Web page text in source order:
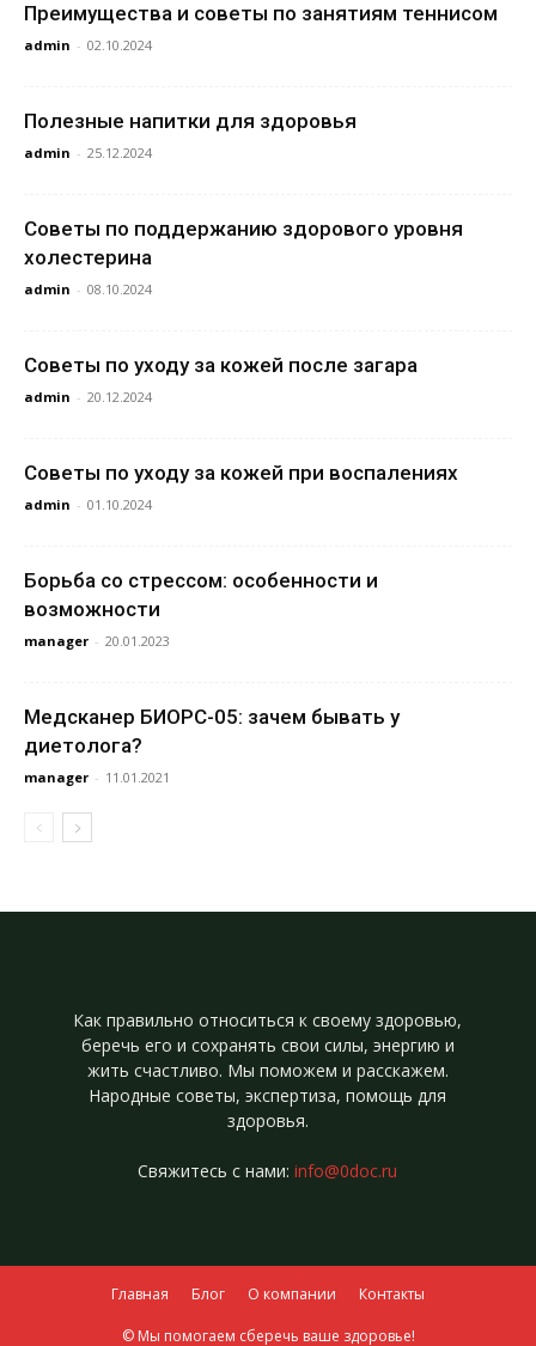
Преимущества и советы по занятиям теннисом
admin - 02.10.2024
Полезные напитки для здоровья
admin - 25.12.2024
Советы по поддержанию здорового уровня
холестерина
admin - 08.10.2024
Советы по уходу за кожей после загара
admin - 20.12.2024
Советы по уходу за кожей при воспалениях
admin - 01.10.2024
Борьба со стрессом: особенности и
возможности
manager - 20.01.2023
Медсканер БИОРС-05: зачем бывать у
диетолога?
manager - 11.01.2021
Как правильно относиться к своему здоровью,
беречь его и сохранять свои силы, энергию и
жить счастливо. Мы поможем и расскажем.
Народные советы, экспертиза, помощь для
здоровья.
Свяжитесь с нами:info@0doc.ru
Главная Блог О компании Контакты
© Мы помогаем сберечь ваше здоровье!